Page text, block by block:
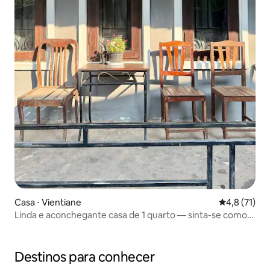
Casa ⋅ Vientiane 4,8 de uma
4,8 (71)
Linda e aconchegante casa de 1 quarto — sinta-se como
Destinos para conhecer